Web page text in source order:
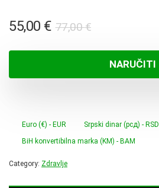
77,00€Izvorna
bila
je:
55,00 €
Trenutna
55,00 €.
NARUČITI
Euro (€) - EUR
Srpski dinar (рсд) - RSD
BiH konvertibilna marka (KM) - BAM
Category: Zdravlje